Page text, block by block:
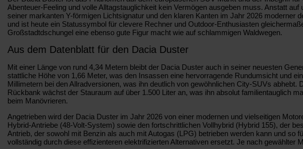
Abenteuer-Feeling und volle Alltagstauglichkeit kein Vermögen ausgeben muss. Anstatt
seiner markanten Y-förmigen Lichtsignatur und den klaren Kanten im Jahr 2026
und ist heute ein Statussymbol für clevere Rechner und Outdoor-Enthusiasten
Großstadtdschungel eine ebenso gute Figur macht wie auf schlammigen Waldwegen.
Aus dem Datenblatt für den Dacia Duster
Mit einer Länge von rund 4,34 Metern bleibt der Dacia Duster auch in seiner neuesten
stattliche Höhe von 1,66 Meter, was den Insassen eine hervorragende Rundumsicht und
Millimetern bei den Allradversionen, was ihn deutlich von gewöhnlichen City-SUVs
Rückbank wächst der Stauraum auf über 1.500 Liter an, was ihn absolut familientauglich
beim Manövrieren.
Angetrieben wird der Dacia Duster im Jahr 2026 von einer modernen und vielseitigen
Hybrid-Antriebe (48-Volt-System) sowie den fortschrittlichen Vollhybrid (Hybrid 155), der
Antrieb, der sowohl mit Benzin als auch mit Autogas (LPG) betrieben werden kann und
vollständig durch diese effizienteren elektrifizierten Alternativen ersetzt. Je nach